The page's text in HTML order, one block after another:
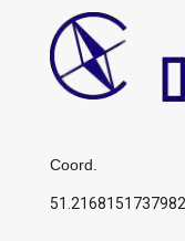
Coord.